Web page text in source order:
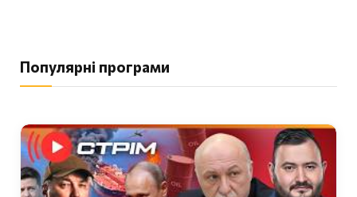
Популярні програми